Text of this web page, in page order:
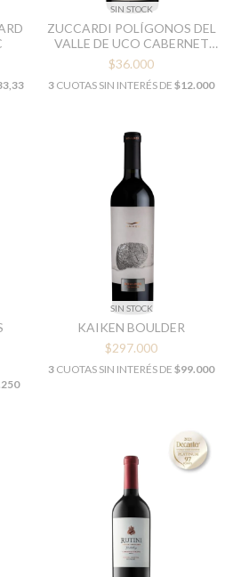
SIN STOCK
ZUCCARDI POLÍGONOS DEL
VALLE DE UCO CABERNET
FRANC SAN PABLO
$36.000
3 CUOTAS SIN INTERÉS DE $12.000
SIN STOCK
KAIKEN BOULDER
$297.000
3 CUOTAS SIN INTERÉS DE $99.000